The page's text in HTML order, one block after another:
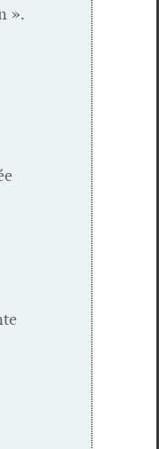
».